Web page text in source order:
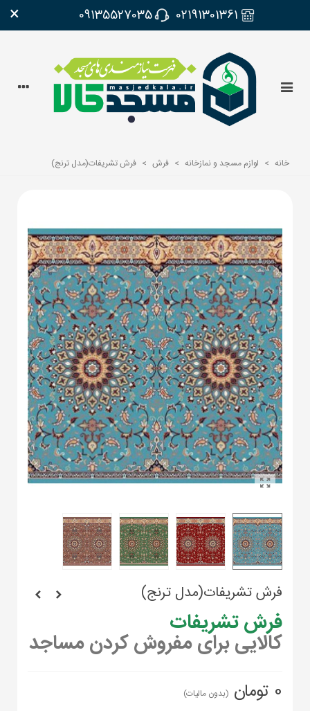
02191301361
09135527035
×
خانه > لوازم مسجد و نمازخانه > فرش > فرش تشریفات(مدل ترنج)
فرش تشریفات(مدل ترنج)
فرش تشریفات
کالایی برای مفروش کردن مساجد
0 تومان (بدون مالیات)